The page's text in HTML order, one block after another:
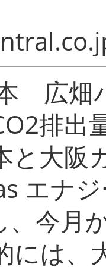
広畑
排出
大阪
エナ
、今月
には、